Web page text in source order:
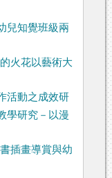
兒知覺班級兩
火花以藝術大
活動之成效研
學研究－以漫
插畫導賞與幼